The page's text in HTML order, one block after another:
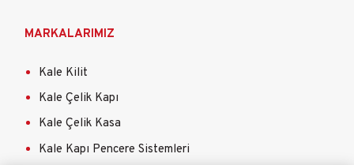
MARKALARIMIZ
Kale Kilit
Kale Çelik Kapı
Kale Çelik Kasa
Kale Kapı Pencere Sistemleri